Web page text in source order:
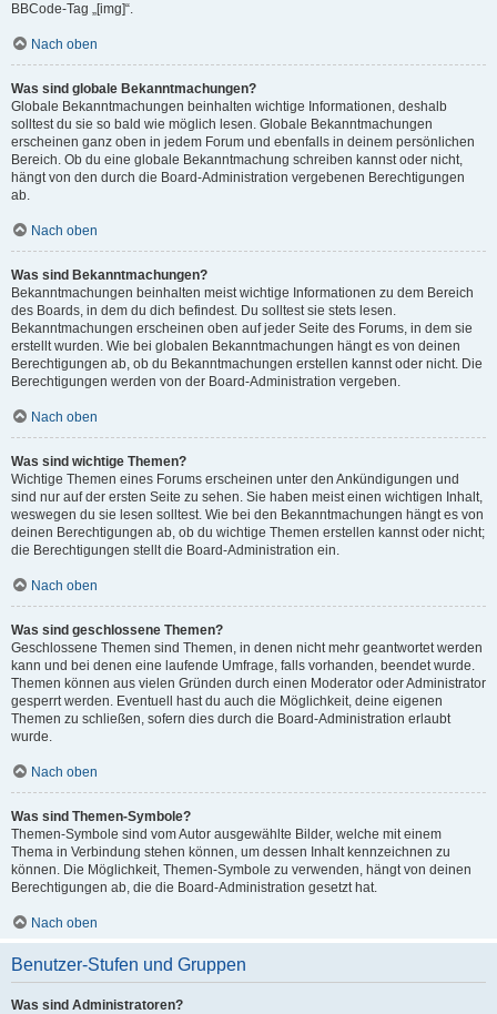
BBCode-Tag „[img]“.
Nach oben
Was sind globale Bekanntmachungen?
Globale Bekanntmachungen beinhalten wichtige Informationen, deshalb
solltest du sie so bald wie möglich lesen. Globale Bekanntmachungen
erscheinen ganz oben in jedem Forum und ebenfalls in deinem persönlichen
Bereich. Ob du eine globale Bekanntmachung schreiben kannst oder nicht,
hängt von den durch die Board-Administration vergebenen Berechtigungen
ab.
Nach oben
Was sind Bekanntmachungen?
Bekanntmachungen beinhalten meist wichtige Informationen zu dem Bereich
des Boards, in dem du dich befindest. Du solltest sie stets lesen.
Bekanntmachungen erscheinen oben auf jeder Seite des Forums, in dem sie
erstellt wurden. Wie bei globalen Bekanntmachungen hängt es von deinen
Berechtigungen ab, ob du Bekanntmachungen erstellen kannst oder nicht. Die
Berechtigungen werden von der Board-Administration vergeben.
Nach oben
Was sind wichtige Themen?
Wichtige Themen eines Forums erscheinen unter den Ankündigungen und
sind nur auf der ersten Seite zu sehen. Sie haben meist einen wichtigen Inhalt,
weswegen du sie lesen solltest. Wie bei den Bekanntmachungen hängt es von
deinen Berechtigungen ab, ob du wichtige Themen erstellen kannst oder nicht;
die Berechtigungen stellt die Board-Administration ein.
Nach oben
Was sind geschlossene Themen?
Geschlossene Themen sind Themen, in denen nicht mehr geantwortet werden
kann und bei denen eine laufende Umfrage, falls vorhanden, beendet wurde.
Themen können aus vielen Gründen durch einen Moderator oder Administrator
gesperrt werden. Eventuell hast du auch die Möglichkeit, deine eigenen
Themen zu schließen, sofern dies durch die Board-Administration erlaubt
wurde.
Nach oben
Was sind Themen-Symbole?
Themen-Symbole sind vom Autor ausgewählte Bilder, welche mit einem
Thema in Verbindung stehen können, um dessen Inhalt kennzeichnen zu
können. Die Möglichkeit, Themen-Symbole zu verwenden, hängt von deinen
Berechtigungen ab, die die Board-Administration gesetzt hat.
Nach oben
Benutzer-Stufen und Gruppen
Was sind Administratoren?